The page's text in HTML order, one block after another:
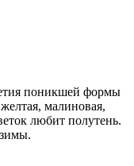
поникшей формы
малиновая,
любит полутень.